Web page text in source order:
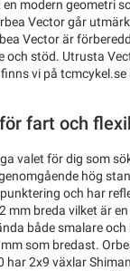
modern geometri
Vector går
Vector är
och stöd. Utrusta
vi på
fart och
valet för dig som
hög
och har
mm breda vilket är
både smalare
som bredast.
har 2x9 växlar